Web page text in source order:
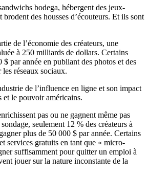
bodega, hébergent des jeux-
des housses d’écouteurs. Et ils sont
de l’économie des créateurs, une
à 250 milliards de dollars. Certains
$ par année en publiant des photos et des
les réseaux sociaux.
de l’influence en ligne et son impact
et le pouvoir américains.
pas ou ne gagnent même pas
seulement 12 % des créateurs à
plus de 50 000 $ par année. Certains
services gratuits en tant que « micro-
suffisamment pour quitter un emploi à
jouer sur la nature inconstante de la